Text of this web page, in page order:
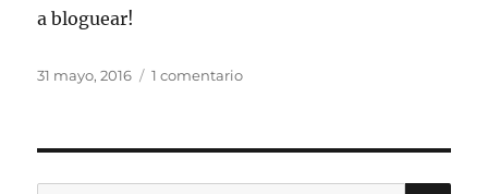
a bloguear!
Publicado
31 mayo, 2016 1 comentarioen